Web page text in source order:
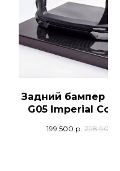
Задний бампер
G05 Imperial
199 500 р. 298 900